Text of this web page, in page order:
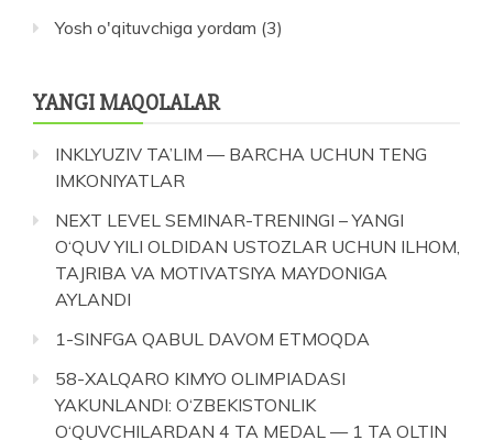
Yosh o'qituvchiga yordam (3)
YANGI MAQOLALAR
INKLYUZIV TA’LIM — BARCHA UCHUN TENG
IMKONIYATLAR
NEXT LEVEL SEMINAR-TRENINGI – YANGI
O‘QUV YILI OLDIDAN USTOZLAR UCHUN ILHOM,
TAJRIBA VA MOTIVATSIYA MAYDONIGA
AYLANDI
1-SINFGA QABUL DAVOM ETMOQDA
58-XALQARO KIMYO OLIMPIADASI
YAKUNLANDI: O‘ZBEKISTONLIK
O‘QUVCHILARDAN 4 TA MEDAL — 1 TA OLTIN